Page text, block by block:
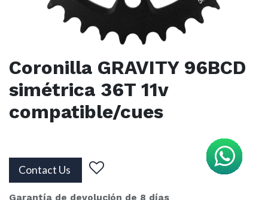
Coronilla GRAVITY 96BCD
simétrica 36T 11v
compatible/cues
Contact Us
Garantía de devolución de 8 días